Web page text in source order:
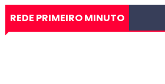
REDE PRIMEIRO MINUTO